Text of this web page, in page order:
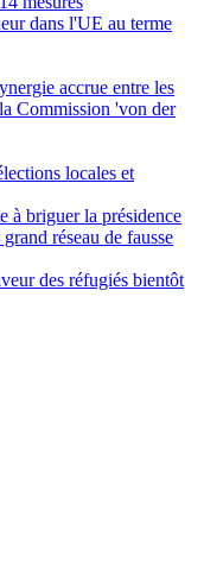
dans l'UE au terme
accrue entre les
Commission 'von der
locales et
à briguer la présidence
réseau de fausse
des réfugiés bientôt